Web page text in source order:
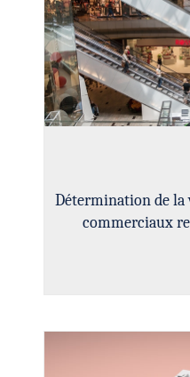
Détermination de la
commerciaux